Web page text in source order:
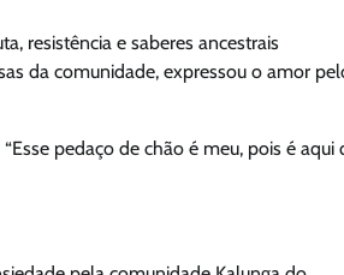
resistência e saberes ancestrais
da comunidade, expressou o amor
pedaço de chão é meu, pois é aqui